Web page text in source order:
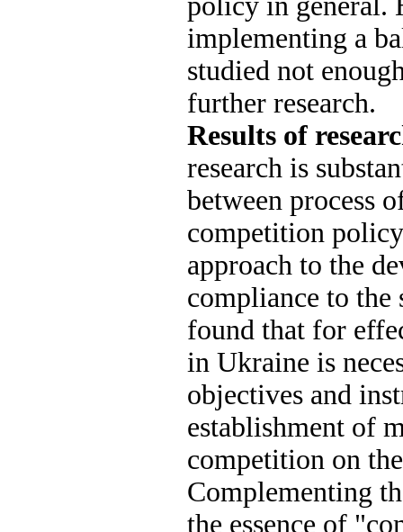
implementing a
studied not
further research.
Results of
research is
between process
competition
approach to the
compliance to
found that for
in Ukraine is
objectives and
establishment of
competition on
Complementing
the essence of